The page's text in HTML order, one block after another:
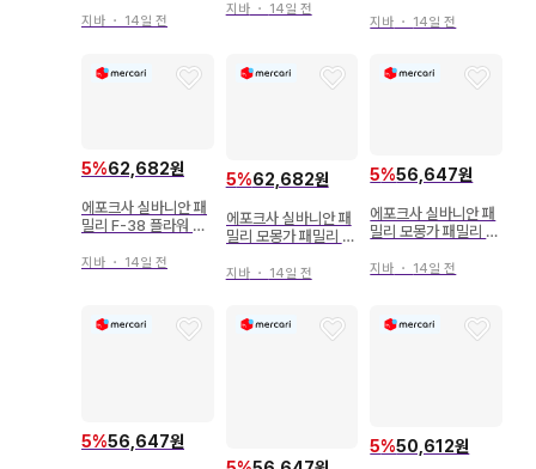
지바 ・ 14일 전
지바・ 14일 전
지바 ・ 14일 전
5%62,682원
에포크사 실바니안 패
밀리 F-38 플라워 프
지바 ・ 14일 전
5%62,682원
에포크사 실바니안 패
밀리 모몽가 패밀리 F
지바・ 14일 전
5%56,647원
에포크사 실바니안 패
밀리 모몽가 패밀리 F
지바 ・ 14일 전
5%56,647원 5%50,612원